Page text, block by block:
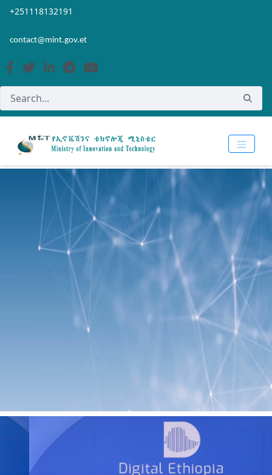
Skip to Main Content
Open Accessibility Menu
+251118132191
contact@mint.gov.et